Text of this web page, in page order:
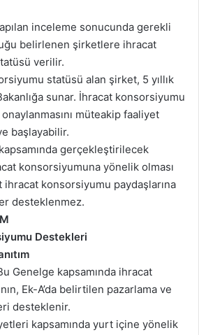
inceleme sonucunda gerekli
belirlenen şirketlere ihracat
verilir.
statüsü alan şirket, 5 yıllık
sunar. İhracat konsorsiyumu
müteakip faaliyet
başlayabilir.
gerçekleştirilecek
konsorsiyumuna yönelik olması
ihracat konsorsiyumu paydaşlarına
desteklenmez.
Destekleri
Genelge kapsamında ihracat
Ek-A’da belirtilen pazarlama ve
desteklenir.
kapsamında yurt içine yönelik